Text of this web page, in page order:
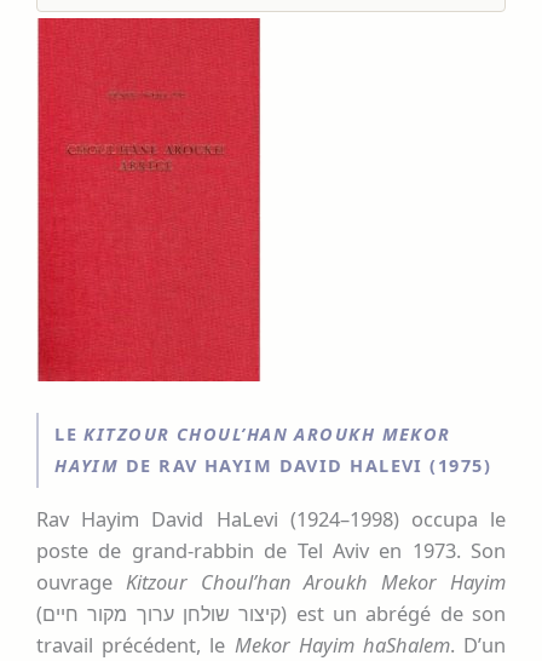
LEKITZOUR CHOUL’HAN AROUKH MEKOR
HAYIM DE RAV HAYIM DAVID HALEVI (1975)
Rav Hayim David HaLevi (1924–1998) occupa le
poste de grand-rabbin de Tel Aviv en 1973. Son
ouvrage Kitzour Choul’han Aroukh Mekor Hayim
(קיצור שולחן ערוך מקור חיים) est un abrégé de son
travail précédent, le Mekor Hayim haShalem. D’un